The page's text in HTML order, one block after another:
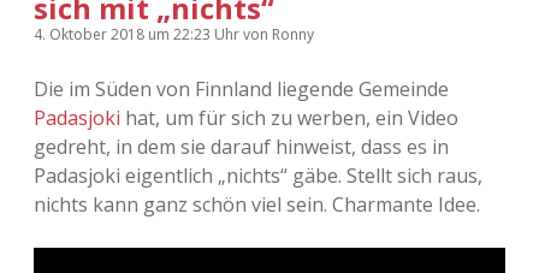
Täglicher Sinnwahn
Visuelles
Adventskalender 2012
Adventskalender 2013
facebook
instagram
rss
sich mit „nichts“
4. Oktober 2018 um 22:23 Uhrvon Ronny
Die im Süden von Finnland liegende Gemeinde
Padasjoki hat, um für sich zu werben, ein Video
gedreht, in dem sie darauf hinweist, dass es in
Padasjoki eigentlich „nichts“ gäbe. Stellt sich raus,
nichts kann ganz schön viel sein. Charmante Idee.